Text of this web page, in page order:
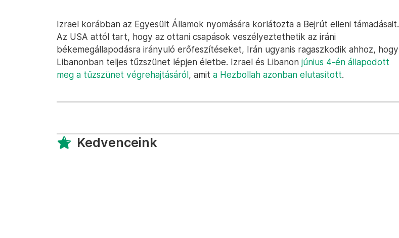
Izrael korábban az Egyesült Államok nyomására korlátozta a Bejrút elleni támadásait.
Az USA attól tart, hogy az ottani csapások veszélyeztethetik az iráni
békemegállapodásra irányuló erőfeszítéseket, Irán ugyanis ragaszkodik ahhoz, hogy
Libanonban teljes tűzszünet lépjen életbe. Izrael és Libanon június 4-én állapodott
meg a tűzszünet végrehajtásáról, amit a Hezbollah azonban elutasított.
Kedvenceink